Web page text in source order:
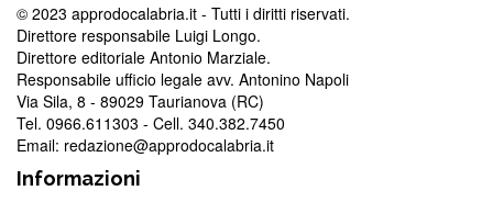
© 2023 approdocalabria.it - Tutti i diritti riservati.
Direttore responsabile Luigi Longo.
Direttore editoriale Antonio Marziale.
Responsabile ufficio legale avv. Antonino Napoli
Via Sila, 8 - 89029 Taurianova (RC)
Tel. 0966.611303 - Cell. 340.382.7450
Email: redazione@approdocalabria.it
Informazioni